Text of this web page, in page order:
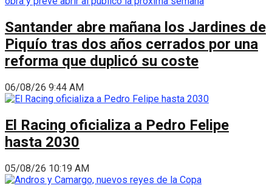
Santander abre mañana los Jardines de
Piquío tras dos años cerrados por una
reforma que duplicó su coste
06/08/26 9:44 AM
El Racing oficializa a Pedro Felipe
hasta 2030
05/08/26 10:19 AM